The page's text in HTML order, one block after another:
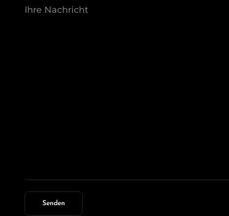
Ihre Nachricht